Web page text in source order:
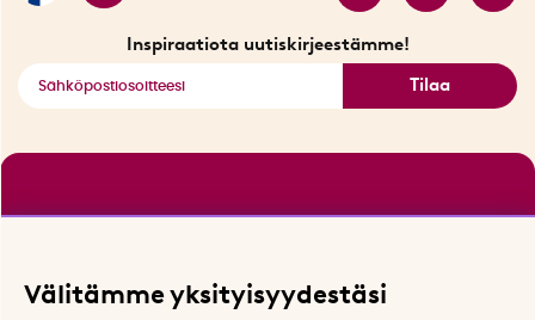
Inspiraatiota uutiskirjeestämme!
Tilaa
Välitämme yksityisyydestäsi